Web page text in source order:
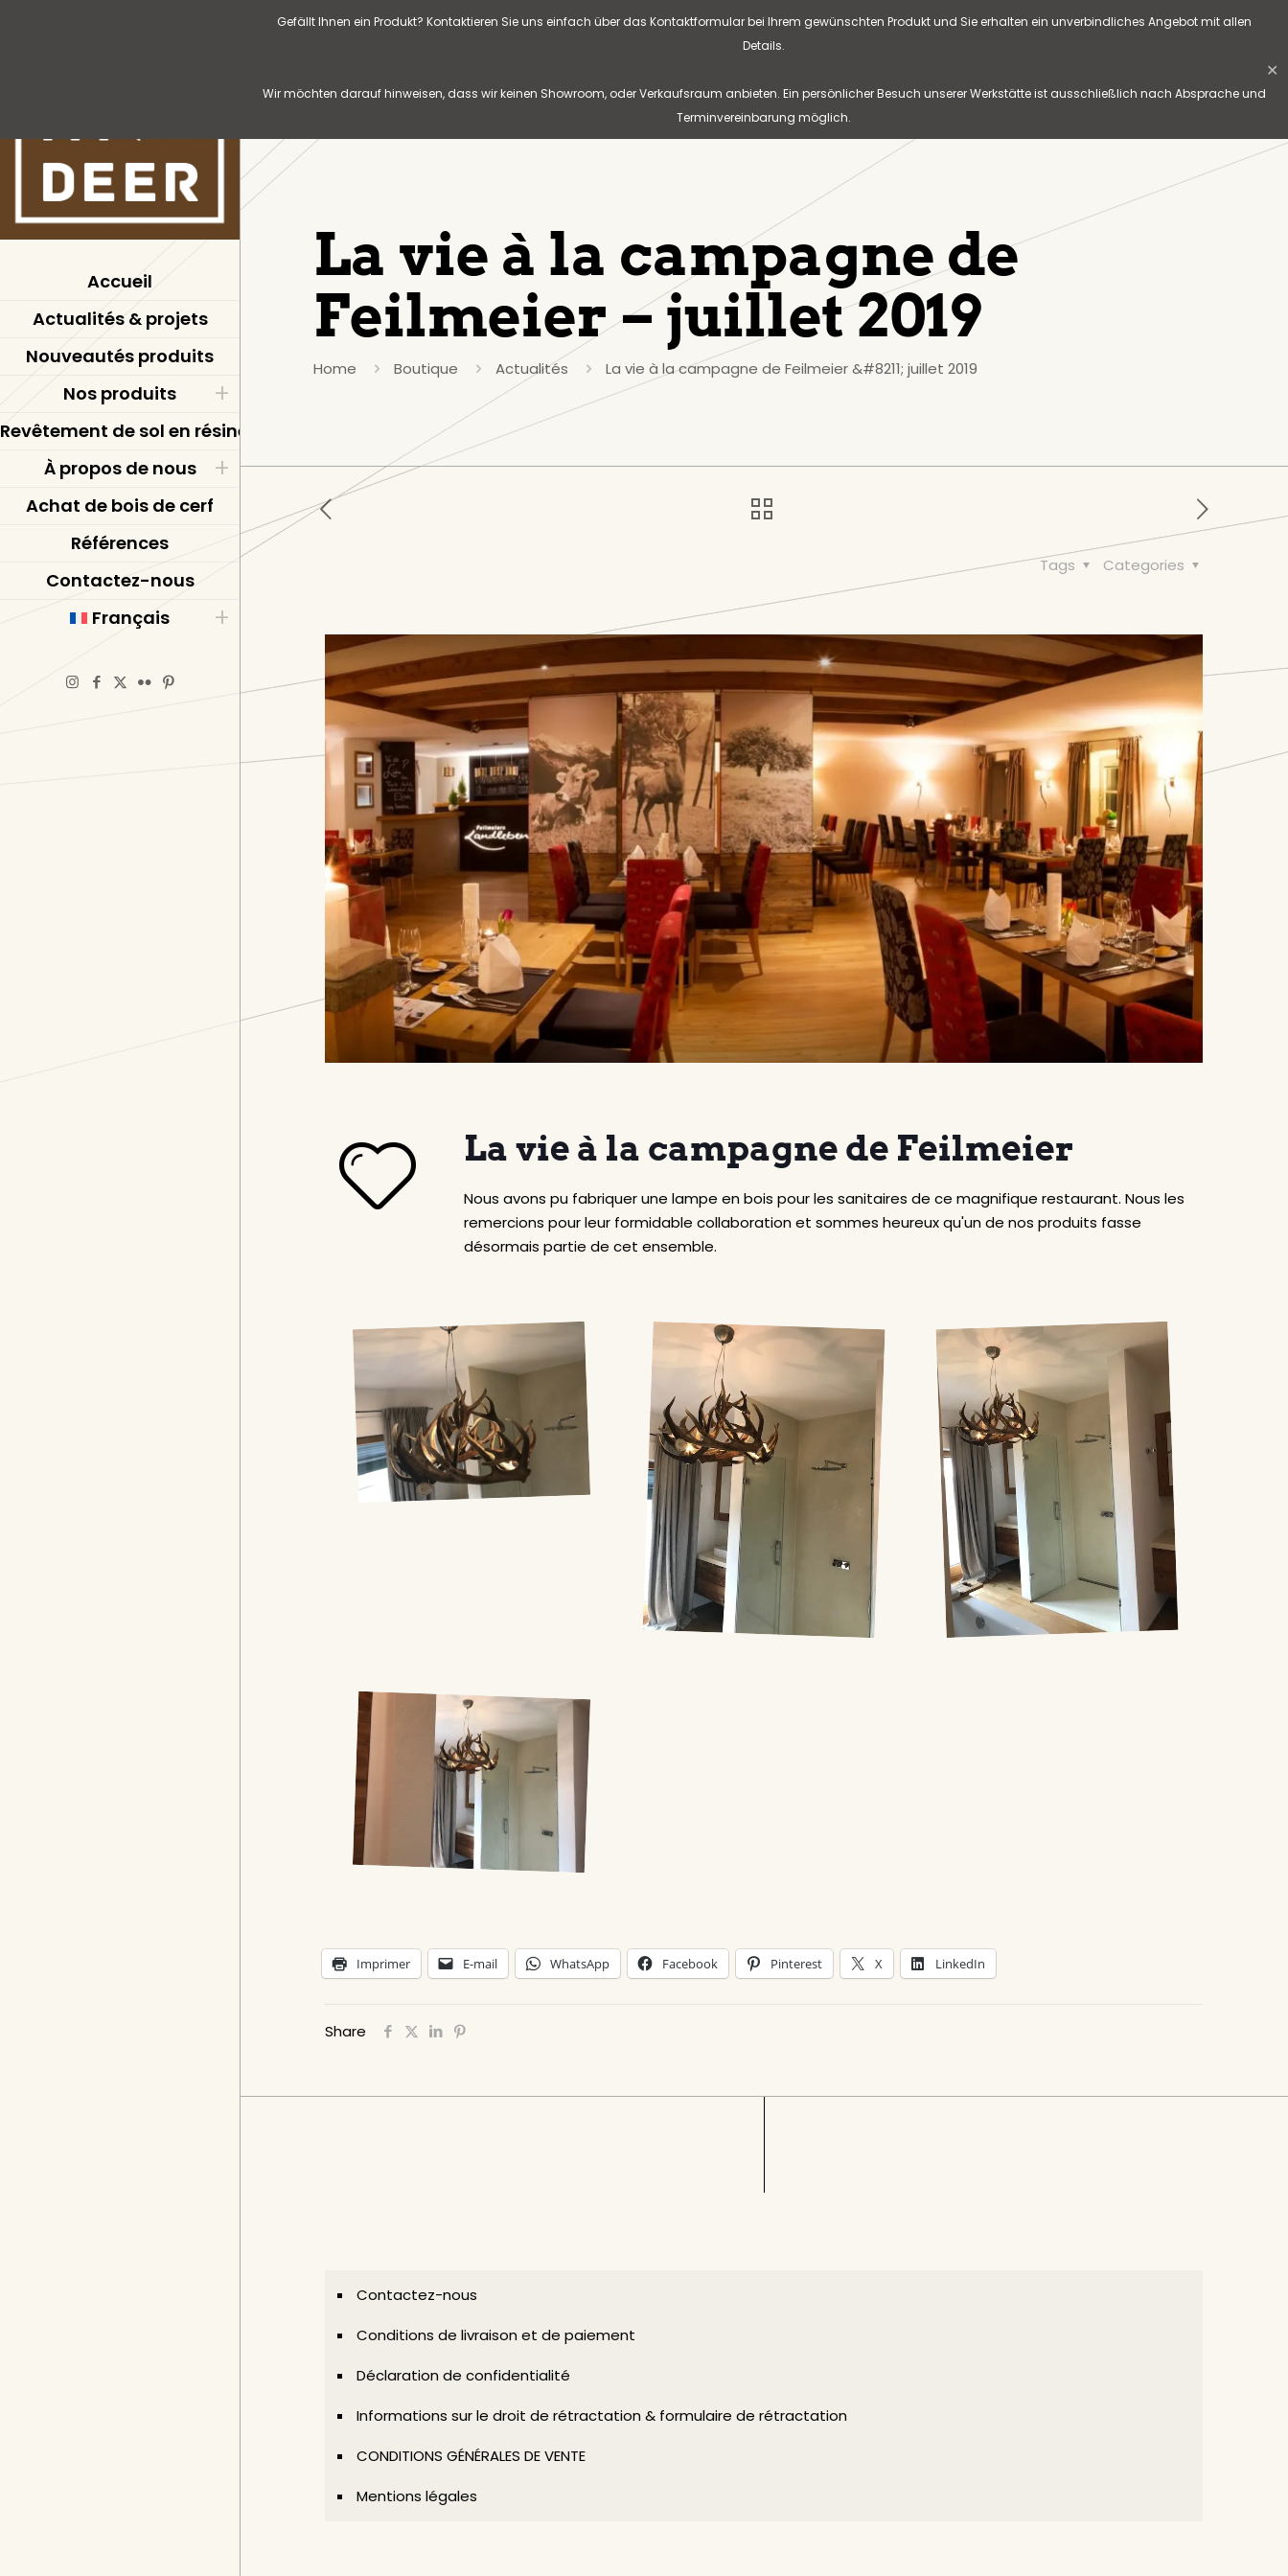
Gefällt Ihnen ein Produkt? Kontaktieren Sie uns einfach über das Kontaktformular bei Ihrem gewünschten Produkt und Sie erhalten ein unverbindliches Angebot mit allen
Details.
Wir möchten darauf hinweisen, dass wir keinen Showroom, oder Verkaufsraum anbieten. Ein persönlicher Besuch unserer Werkstätte ist ausschließlich nach Absprache und
Terminvereinbarung möglich.
✕
Accueil
Actualités & projets
Nouveautés produits
Nos produits
Revêtement de sol en résine époxy
À propos de nous
Achat de bois de cerf
Références
Contactez-nous
Français
La vie à la campagne de
Feilmeier – juillet 2019
Home Boutique Actualités La vie à la campagne de Feilmeier &#8211; juillet 2019
Categories
Tags
La vie à la campagne de Feilmeier
Nous avons pu fabriquer une lampe en bois pour les sanitaires de ce magnifique restaurant. Nous les
remercions pour leur formidable collaboration et sommes heureux qu'un de nos produits fasse
désormais partie de cet ensemble.
Imprimer E-mail WhatsApp Facebook Pinterest X LinkedIn
Share
Contactez-nous
Conditions de livraison et de paiement
Déclaration de confidentialité
Informations sur le droit de rétractation & formulaire de rétractation
CONDITIONS GÉNÉRALES DE VENTE
Mentions légales